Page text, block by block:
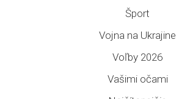
Šport
Vojna na Ukrajine
Voľby 2026
Vašimi očami